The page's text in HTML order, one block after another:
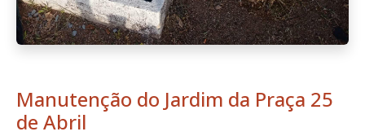
Manutenção do Jardim da Praça 25
de Abril